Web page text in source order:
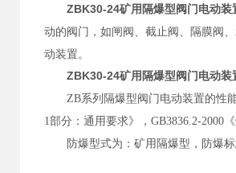
ZBK30-24矿用隔爆型阀门电动装
动的阀门，如闸阀 、 截止阀 、隔膜阀
动装置。
ZBK30-24矿用隔爆型阀门电动装
ZB系列 隔爆型阀门电动装置的性
1部分：通用要求》，GB3836.2-2000
防爆型式为：矿用隔爆型，防爆标